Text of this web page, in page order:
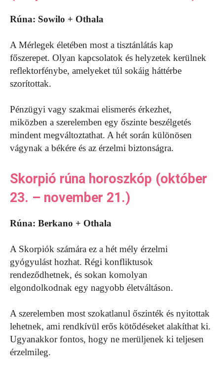
Rúna: Sowilo + Othala
A Mérlegek életében most a tisztánlátás kap
főszerepet. Olyan kapcsolatok és helyzetek kerülnek
reflektorfénybe, amelyeket túl sokáig háttérbe
szorítottak.
Pénzügyi vagy szakmai elismerés érkezhet,
miközben a szerelemben egy őszinte beszélgetés
mindent megváltoztathat. A hét során különösen
vágynak a békére és az érzelmi biztonságra.
Skorpió rúna horoszkóp (október
23. – november 21.)
Rúna: Berkano + Othala
A Skorpiók számára ez a hét mély érzelmi
gyógyulást hozhat. Régi konfliktusok
rendeződhetnek, és sokan komolyan
elgondolkodnak egy nagyobb életváltáson.
A szerelemben most szokatlanul őszinték és nyitottak
lehetnek, ami rendkívül erős kötődéseket alakíthat ki.
Ugyanakkor fontos, hogy ne merüljenek ki teljesen
érzelmileg.